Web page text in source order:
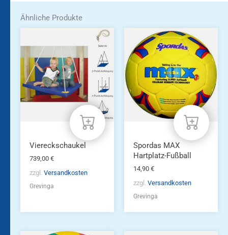
Ähnliche Produkte
Viereckschaukel
739,00 €
zzgl. Versandkosten
Grevinga
Spordas MAX
Hartplatz-Fußball
14,90 €
zzgl. Versandkosten
Grevinga